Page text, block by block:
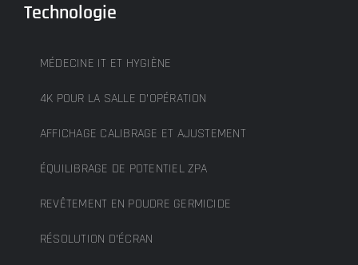
Technologie
MÉDECINE IT ET HYGIÈNE
4K POUR LA SALLE D’OPÉRATION
AFFICHAGE CALIBRAGE ET AJUSTEMENT
ÉQUILIBRAGE DE POTENTIEL ZPA
REVÊTEMENT EN POUDRE GERMICIDE
RÉSOLUTION D’ÉCRAN